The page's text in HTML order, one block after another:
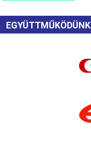
EGYÜTTMŰKÖDÜNK